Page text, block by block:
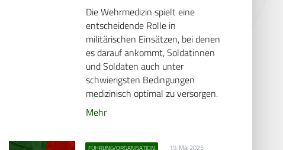
Die Wehrmedizin spielt eine
entscheidende Rolle in
militärischen Einsätzen, bei denen
es darauf ankommt, Soldatinnen
und Soldaten auch unter
schwierigsten Bedingungen
medizinisch optimal zu versorgen.
Mehr
FÜHRUNG/ORGANISATION 19. Mai 2025